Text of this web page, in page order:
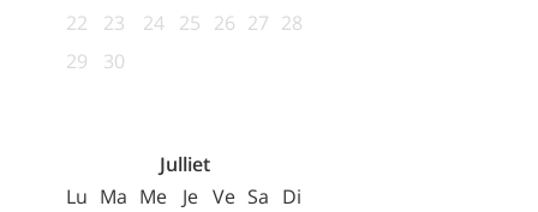
22
23 24 25 26 27 28
29
30
Julliet
Lu Ma Me Je Ve Sa Di